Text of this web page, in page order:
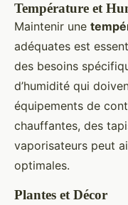
Température et
Maintenir une
adéquates est
des besoins
d’humidité qui
équipements de
chauffantes, des
vaporisateurs peut
optimales.
Plantes et Décor